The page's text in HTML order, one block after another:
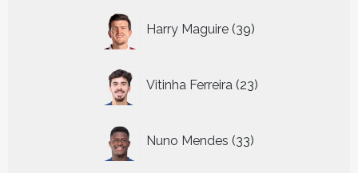
Harry Maguire 39
producten
Vitinha Ferreira 23
producten
Nuno Mendes 33
producten